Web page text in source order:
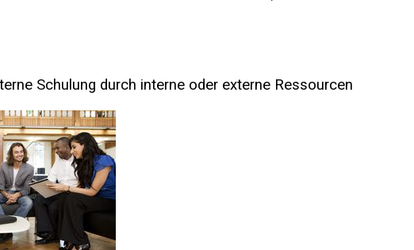
Schulung durch interne oder externe Ressourcen